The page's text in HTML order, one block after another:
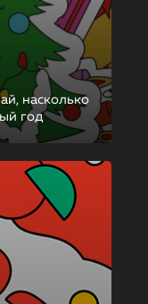
насколько
год